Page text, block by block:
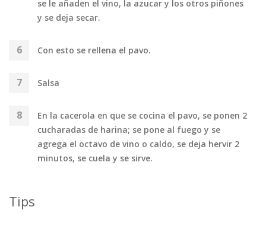
se le añaden el vino, la azucar y los otros piñones
y se deja secar.
Con esto se rellena el pavo.
Salsa
En la cacerola en que se cocina el pavo, se ponen 2
cucharadas de harina; se pone al fuego y se
agrega el octavo de vino o caldo, se deja hervir 2
minutos, se cuela y se sirve.
Tips